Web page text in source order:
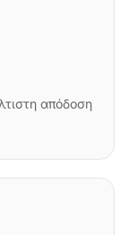
απόδοση